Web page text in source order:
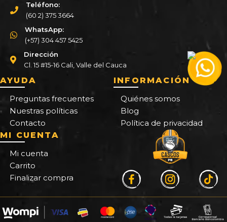
Teléfono:
(60 2) 375 3664
WhatsApp:
(+57) 304 457 5425
Dirección
Cl. 15 #15-16 Cali, Valle del Cauca
AYUDA
Preguntas frecuentes
Nuestras políticas
Contacto
INFORMACIÓN
Quiénes somos
Blog
Política de privacidad
MI CUENTA
Mi cuenta
Carrito
Finalizar compra